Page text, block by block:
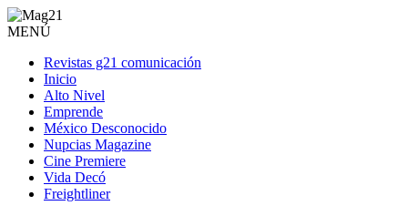
MENÚ
Revistas g21 comunicación
Inicio
Alto Nivel
Emprende
México Desconocido
Nupcias Magazine
Cine Premiere
Vida Decó
Freightliner